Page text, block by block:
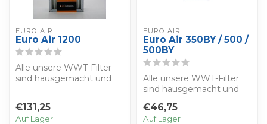
EURO AIR
Euro Air 1200
Alle unsere WWT-Filter
sind hausgemacht und
€131,25
Auf Lager
EURO AIR
Euro Air 350BY / 500 /
500BY
Alle unsere WWT-Filter
sind hausgemacht und
ISO 16890 herge...
€46,75
Auf Lager